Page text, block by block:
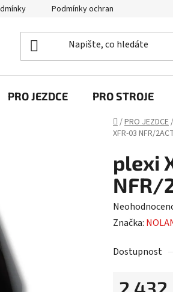
Podmínky ochrany osobních údajů
PRO JEZDCE PRO STROJE
Domů
/PRO JEZDCE/
XFR-03 NFR/
plexi
NFR/
Průměrné
hodnocení
je
Značka:
Dostupnost